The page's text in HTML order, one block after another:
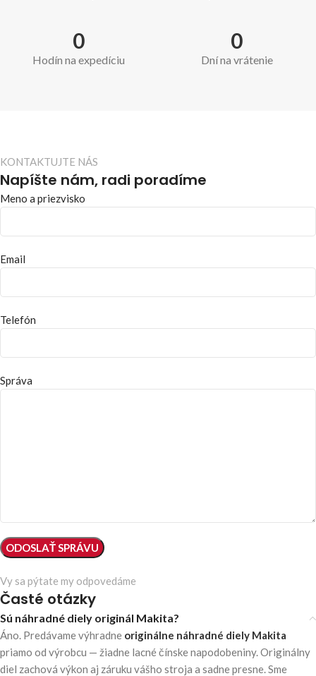
0
Hodín na expedíciu
0
Dní na vrátenie
Vy sa pýtate my odpovedáme
Časté otázky
Sú náhradné diely originál Makita?
Áno. Predávame výhradne originálne náhradné diely Makita
priamo od výrobcu — žiadne lacné čínske napodobeniny. Originálny
diel zachová výkon aj záruku vášho stroja a sadne presne. Sme
KONTAKTUJTE NÁS
Napíšte nám, radi poradíme
Meno a priezvisko
Email
Telefón
Správa